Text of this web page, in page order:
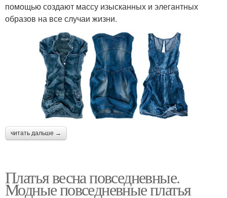
помощью создают массу изысканных и элегантных
образов на все случаи жизни.
читать дальше →
Платья весна повседневные.
Модные повседневные платья